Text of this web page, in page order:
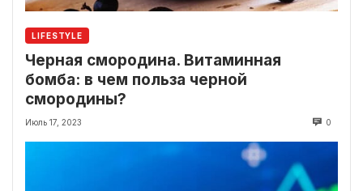
LIFESTYLE
Черная смородина. Витаминная
бомба: в чем польза черной
смородины?
Июль 17, 2023 0